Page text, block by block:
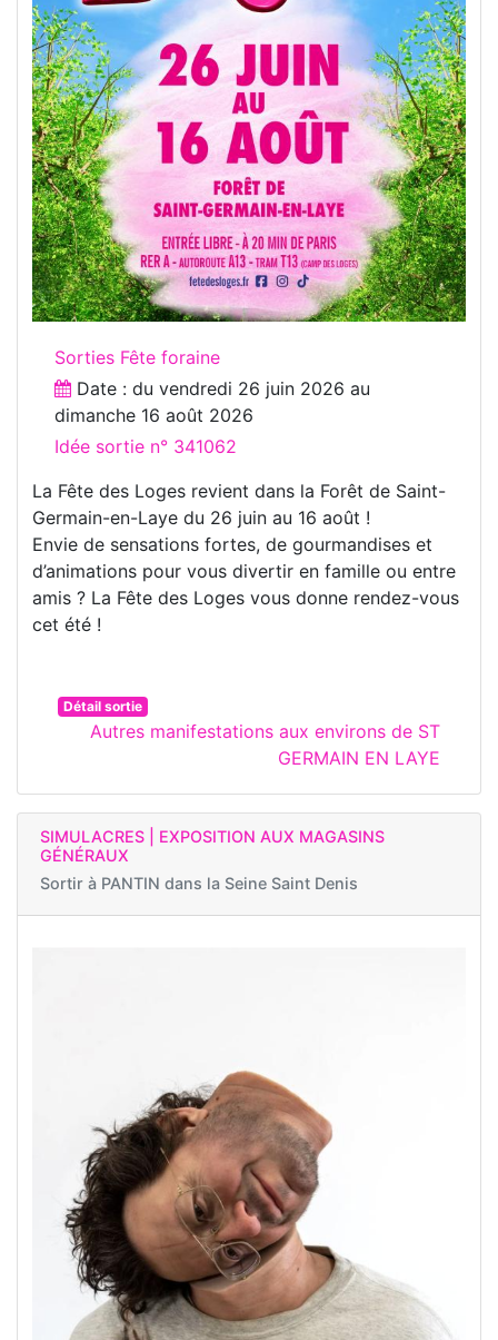
Sorties Fête foraine
Date : du vendredi 26 juin 2026 au
dimanche 16 août 2026
Idée sortie n° 341062
La Fête des Loges revient dans la Forêt de Saint-
Germain-en-Laye du 26 juin au 16 août !
Envie de sensations fortes, de gourmandises et
d’animations pour vous divertir en famille ou entre
amis ? La Fête des Loges vous donne rendez-vous
cet été !
Détail sortie
Autres manifestations aux environs de ST
GERMAIN EN LAYE
SIMULACRES | EXPOSITION AUX MAGASINS
GÉNÉRAUX
Sortir à PANTIN dans la Seine Saint Denis